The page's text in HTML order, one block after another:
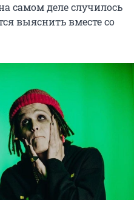
самом деле случилось
выяснить вместе со